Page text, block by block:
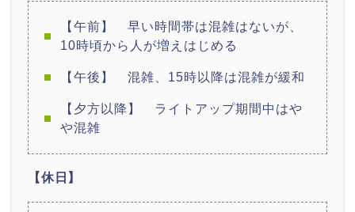
【午前】 早い時間帯は混雑はないが、
10時頃から人が増えはじめる
【午後】 混雑、15時以降は混雑が緩和
【夕方以降】 ライトアップ期間中はや
や混雑
【休日】